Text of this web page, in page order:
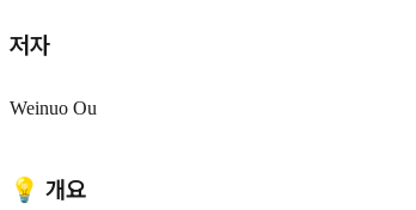
저자
Weinuo Ou
💡 개요